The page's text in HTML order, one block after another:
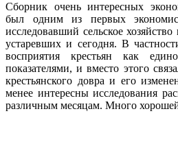
Сборник очень интересных
был одним из первых
исследовавший сельское
устаревших и сегодня. В
восприятия крестьян как
показателями, и вместо этого
крестьянского довра и его
менее интересны исследования
различным месяцам. Много